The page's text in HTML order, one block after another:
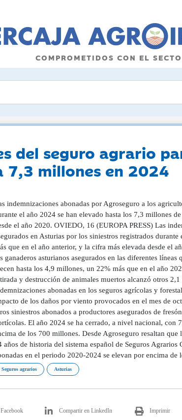
COMPROMETIDOS CON EL
del seguro agrario
7,3 millones en 2024
indemnizaciones abonadas por Agroseguro a los
el año 2024 se han elevado hasta los 7,3 millones
el año 2020. OVIEDO, 16 (EUROPA PRESS) Las
en Asturias por los siniestros registrados
que en el año anterior, y la cifra más elevada desde el
ganaderos asturianos asegurados en las diferentes
hasta los 4,9 millones, un 22% más que en el año
y destrucción de animales muertos alcanzó otros
abonadas en los seguros agrícolas y
de los daños por viento provocados en el mes de
siniestros abonados a productores asegurados de
El año 2024 se ha cerrado, a nivel nacional, con
de los 700 millones. Desde Agroseguro resaltan que
años de historia del sistema español de Seguros
en el periodo 2020-2024 se elevan por encima de
Seguros agrarios Asturias
Compartir en LinkedIn Imprimir